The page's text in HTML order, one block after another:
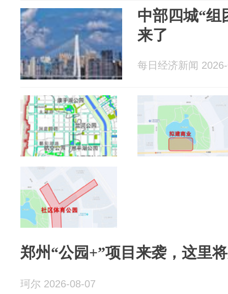
中部四城“组
来了
每日经济新闻
郑州“公园+”项目来袭，这里
珂尔 2026-08-07